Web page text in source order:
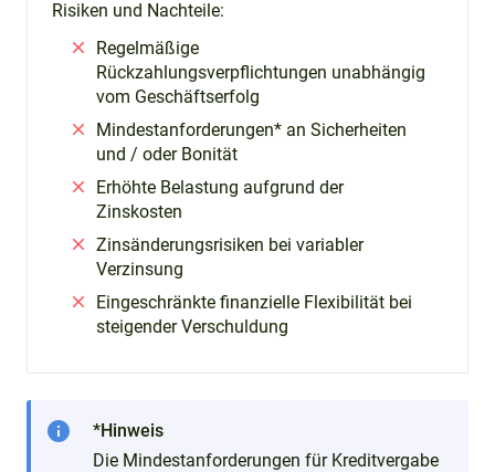
Risiken und Nachteile:
Regelmäßige
Rückzahlungsverpflichtungen unabhängig
vom Geschäftserfolg
Mindestanforderungen* an Sicherheiten
und / oder Bonität
Erhöhte Belastung aufgrund der
Zinskosten
Zinsänderungsrisiken bei variabler
Verzinsung
Eingeschränkte finanzielle Flexibilität bei
steigender Verschuldung
info
*Hinweis
Die Mindestanforderungen für Kreditvergabe